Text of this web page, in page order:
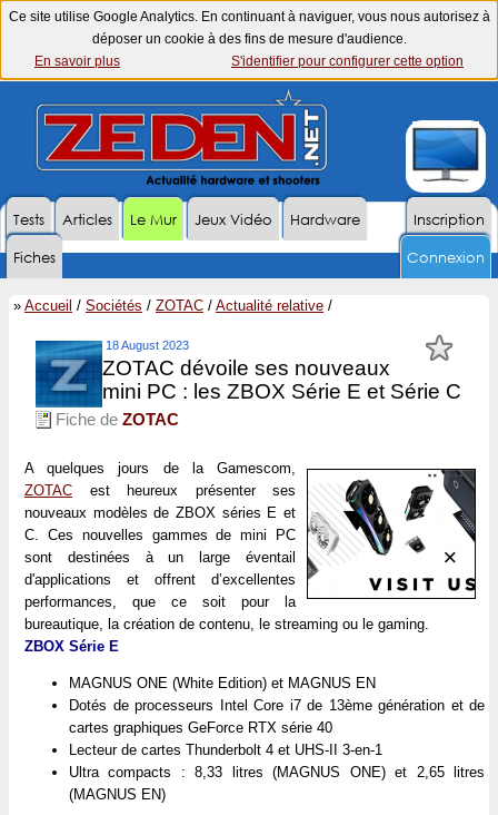
Ce site utilise Google Analytics. En continuant à naviguer, vous nous autorisez à
déposer un cookie à des fins de mesure d'audience.
En savoir plus
S'identifier pour configurer cette option
Inscription
Tests Articles Le Mur Jeux Vidéo
Hardware
Fiches
Connexion
» Accueil / Sociétés / ZOTAC / Actualité relative /
18 August 2023
ZOTAC dévoile ses nouveaux
mini PC : les ZBOX Série E et Série C
Fiche de ZOTAC
A quelques jours de la Gamescom,
ZOTAC est heureux présenter ses
nouveaux modèles de ZBOX séries E et
C. Ces nouvelles gammes de mini PC
sont destinées à un large éventail
d'applications et offrent d’excellentes
performances, que ce soit pour la
bureautique, la création de contenu, le streaming ou le gaming.
ZBOX Série E
MAGNUS ONE (White Edition) et MAGNUS EN
Dotés de processeurs Intel Core i7 de 13ème génération et de
cartes graphiques GeForce RTX série 40
Lecteur de cartes Thunderbolt 4 et UHS-II 3-en-1
Ultra compacts : 8,33 litres (MAGNUS ONE) et 2,65 litres
(MAGNUS EN)